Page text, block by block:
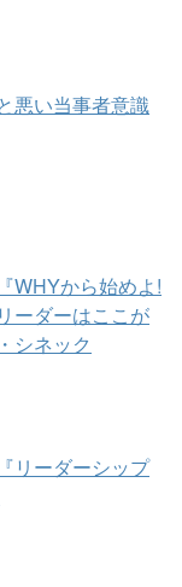
悪い当事者意識
WHYから始めよ!
ーダーはここが
シネック
リーダーシップ